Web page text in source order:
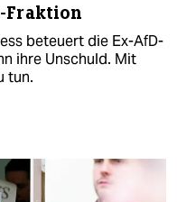
Fraktion
beteuert die Ex-AfD-
ihre Unschuld. Mit
tun.